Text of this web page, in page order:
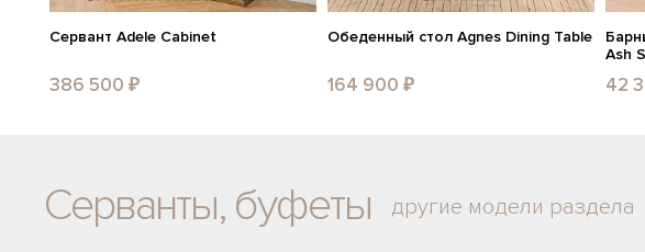
Сервант Adele Cabinet
386 500 ₽
Обеденный стол Agnes Dining Table
164 900 ₽
Ash
42
Серванты, буфеты другие модели раздела